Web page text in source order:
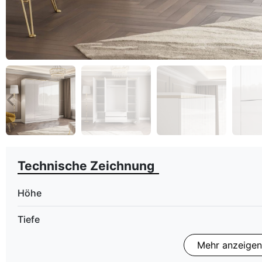
Zurück
Technische Zeichnung
Höhe
Tiefe
Mehr anzeigen